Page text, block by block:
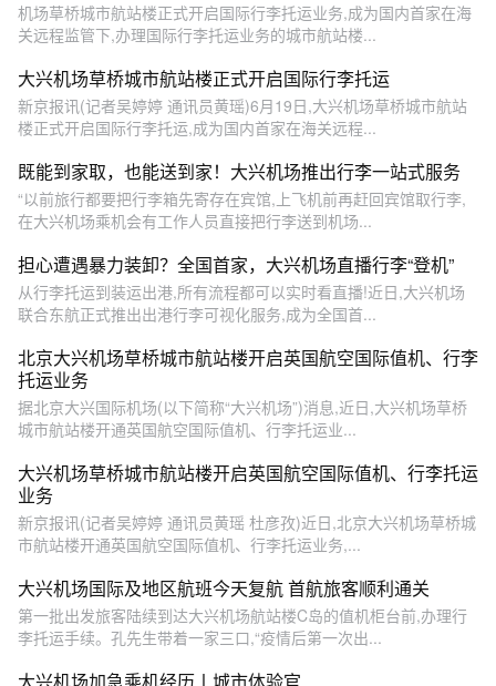
机场草桥城市航站楼正式开启国际行李托运业务,成为国内首家在海
关远程监管下,办理国际行李托运业务的城市航站楼...
大兴机场草桥城市航站楼正式开启国际行李托运
新京报讯(记者吴婷婷 通讯员黄瑶)6月19日,大兴机场草桥城市航站
楼正式开启国际行李托运,成为国内首家在海关远程...
既能到家取，也能送到家！大兴机场推出行李一站式服务
“以前旅行都要把行李箱先寄存在宾馆,上飞机前再赶回宾馆取行李,
在大兴机场乘机会有工作人员直接把行李送到机场...
担心遭遇暴力装卸？全国首家，大兴机场直播行李“登机”
从行李托运到装运出港,所有流程都可以实时看直播!近日,大兴机场
联合东航正式推出出港行李可视化服务,成为全国首...
北京大兴机场草桥城市航站楼开启英国航空国际值机、行李
托运业务
据北京大兴国际机场(以下简称“大兴机场”)消息,近日,大兴机场草桥
城市航站楼开通英国航空国际值机、行李托运业...
大兴机场草桥城市航站楼开启英国航空国际值机、行李托运
业务
新京报讯(记者吴婷婷 通讯员黄瑶 杜彦孜)近日,北京大兴机场草桥城
市航站楼开通英国航空国际值机、行李托运业务,...
大兴机场国际及地区航班今天复航 首航旅客顺利通关
第一批出发旅客陆续到达大兴机场航站楼C岛的值机柜台前,办理行
李托运手续。孔先生带着一家三口,“疫情后第一次出...